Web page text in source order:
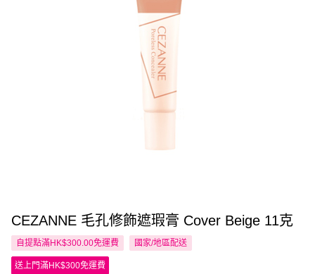
CEZANNE 毛孔修飾遮瑕膏 Cover Beige 11克
自提點滿HK$300.00免運費 國家/地區配送
送上門滿HK$300免運費